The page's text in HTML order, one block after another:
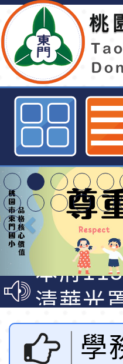
請配合本市「
可回收及不可
園市東門國小全
轉知臺
光城市
走」動
本府
員健康
心」，
清華光
動時代
教師韌
轉環境
程」
轉農業
學